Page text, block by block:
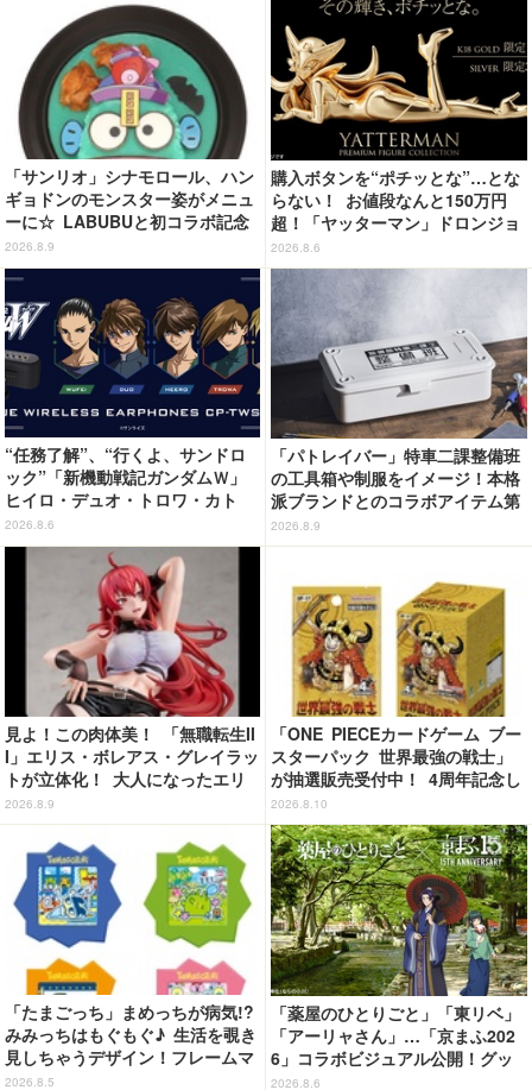
「サンリオ」シナモロール、ハン
ギョドンのモンスター姿がメニュ
ーに☆ LABUBUと初コラボ記念
のスイーツも！【サンリオピュー
ロランド】
2026.8.9
購入ボタンを“ポチッとな”…とな
らない！ お値段なんと150万円
超！「ヤッターマン」ドロンジョ
様が黄金の輝きをまといミニフィ
ギュア化 ヤッターワン&おだてブ
タも
2026.8.6
“任務了解”、“行くよ、サンドロ
ック”「新機動戦記ガンダムＷ」
ヒイロ・デュオ・トロワ・カト
ル・五飛の声がする…！ 新規録
り下ろしボイス搭載のワイヤレス
イヤホンが登場
2026.8.6
「パトレイバー」特車二課整備班
の工具箱や制服をイメージ！本格
派ブランドとのコラボアイテム第
1弾が登場
2026.8.9
見よ！この肉体美！ 「無職転生II
I」エリス・ボレアス・グレイラッ
トが立体化！ 大人になったエリ
スの魅力を完全再現
2026.8.9
「ONE PIECEカードゲーム ブー
スターパック 世界最強の戦士」
が抽選販売受付中！ 4周年記念し
たボックスを手に入れよう
2026.8.10
「たまごっち」まめっちが病気!?
みみっちはもぐもぐ♪ 生活を覗き
見しちゃうデザイン！フレームマ
グネット「ぴたっとフレーム」登
2026.8.5
「薬屋のひとりごと」「東リベ」
「アーリャさん」…「京まふ202
6」コラボビジュアル公開！グッ
ズなどの最新情報も
2026.8.6